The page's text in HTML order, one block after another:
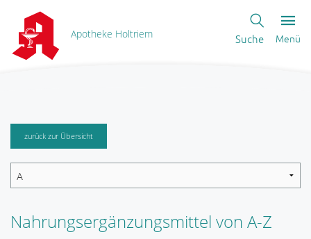
Apotheke Holtriem Suche Menü
zurück zur Übersicht
Nahrungsergänzungsmittel von A-Z